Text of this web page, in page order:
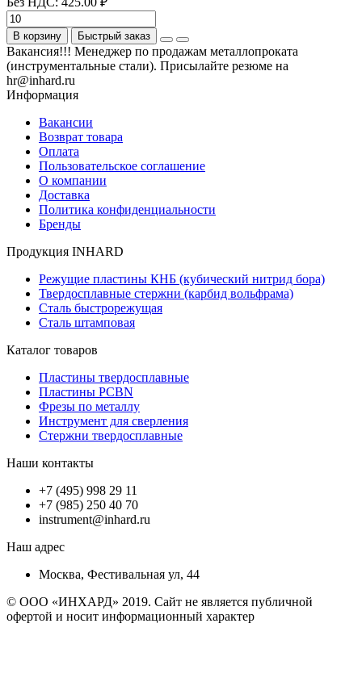
В корзину Быстрый заказ
Вакансия!!! Менеджер по продажам металлопроката
(инструментальные стали). Присылайте резюме на
hr@inhard.ru
Информация
Вакансии
Возврат товара
Оплата
Пользовательское соглашение
О компании
Доставка
Политика конфиденциальности
Бренды
Продукция INHARD
Режущие пластины КНБ (кубический нитрид бора)
Твердосплавные стержни (карбид вольфрама)
Сталь быстрорежущая
Сталь штамповая
Каталог товаров
Пластины твердосплавные
Пластины PCBN
Фрезы по металлу
Инструмент для сверления
Стержни твердосплавные
Наши контакты
+7 (495) 998 29 11
+7 (985) 250 40 70
instrument@inhard.ru
Наш адрес
Москва, Фестивальная ул, 44
© ООО «ИНХАРД» 2019. Сайт не является публичной
офертой и носит информационный характер